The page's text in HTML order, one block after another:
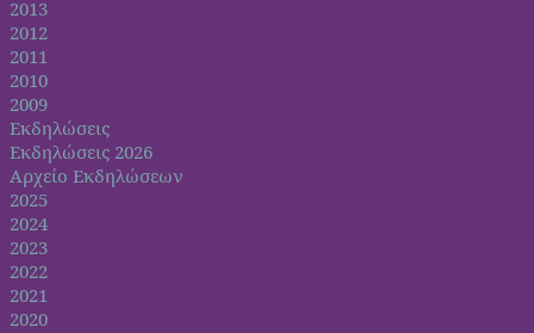
2013
2012
2011
2010
2009
Εκδηλώσεις
Εκδηλώσεις 2026
Αρχείο Εκδηλώσεων
2025
2024
2023
2022
2021
2020